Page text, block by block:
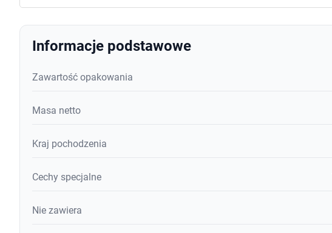
Informacje podstawowe
Zawartość opakowania
Masa netto
Kraj pochodzenia
Cechy specjalne
Nie zawiera